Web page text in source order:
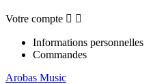
Votre compte  
Informations personnelles
Commandes
Arobas Music